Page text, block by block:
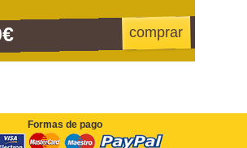
comprar
Formas de pago